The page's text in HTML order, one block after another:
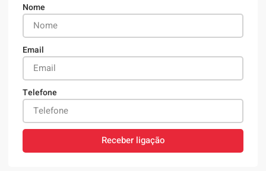
Nome
Email
Telefone
Receber ligação